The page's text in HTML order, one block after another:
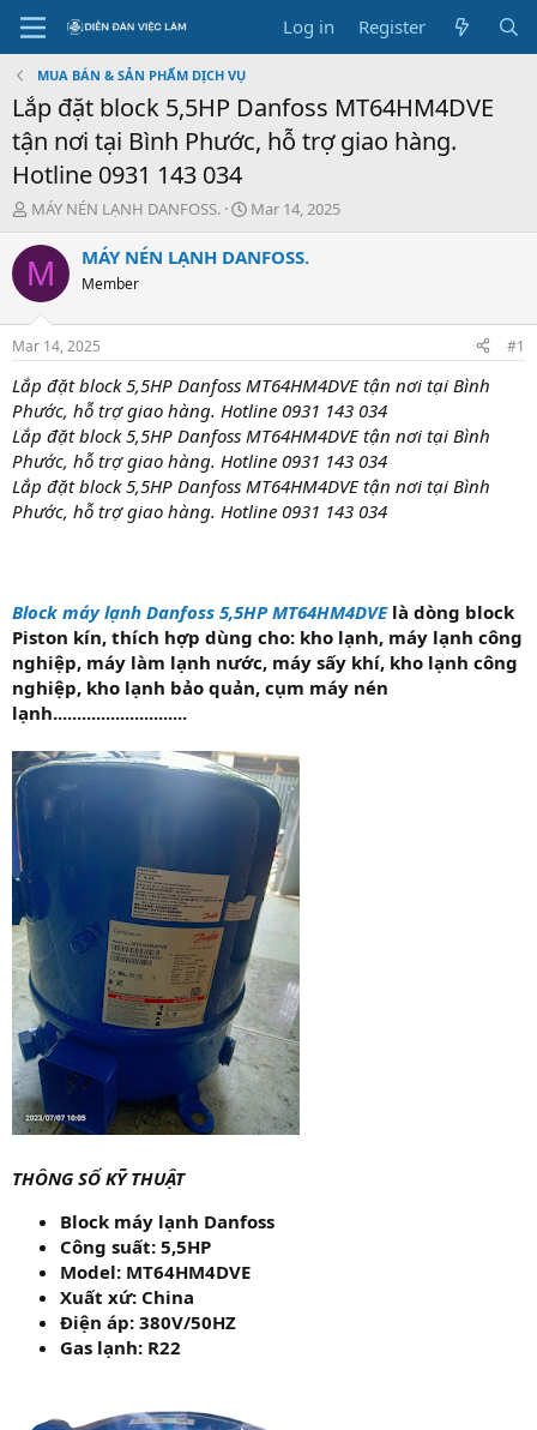
Log in Register
MUA BÁN & SẢN PHẨM DỊCH VỤ
Lắp đặt block 5,5HP Danfoss MT64HM4DVE
tận nơi tại Bình Phước, hỗ trợ giao hàng.
Hotline 0931 143 034
T
r
e
d
t
a
r
t
e
r
MÁY NÉN LẠNH DANFOSS.
S
a
t
e
Mar 14, 2025
M MÁY NÉN LẠNH DANFOSS.
Member
Mar 14, 2025 #1
Lắp đặt block 5,5HP Danfoss MT64HM4DVE tận nơi tại Bình
Phước, hỗ trợ giao hàng. Hotline 0931 143 034
Lắp đặt block 5,5HP Danfoss MT64HM4DVE tận nơi tại Bình
Phước, hỗ trợ giao hàng. Hotline 0931 143 034
Lắp đặt block 5,5HP Danfoss MT64HM4DVE tận nơi tại Bình
Phước, hỗ trợ giao hàng. Hotline 0931 143 034
Block máy lạnh Danfoss 5,5HP MT64HM4DVElà dòng block
Piston kín, thích hợp dùng cho: kho lạnh, máy lạnh công
nghiệp, máy làm lạnh nước, máy sấy khí, kho lạnh công
nghiệp, kho lạnh bảo quản, cụm máy nén
lạnh............................
THÔNG SỐ KỸ THUẬT
Block máy lạnh Danfoss
Công suất: 5,5HP
Model: MT64HM4DVE
Xuất xứ: China
Điện áp: 380V/50HZ
Gas lạnh: R22